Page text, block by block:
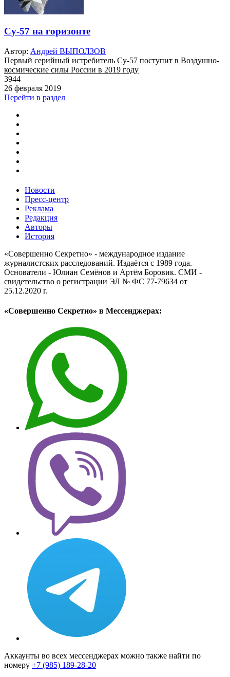
Су-57 на горизонте
Автор: Андрей ВЫПОЛЗОВ
Первый серийный истребитель Су-57 поступит в Воздушно-
космические силы России в 2019 году
3944
26 февраля 2019
Перейти в раздел
Новости
Пресс-центр
Реклама
Редакция
Авторы
История
«Совершенно Секретно» - международное издание
журналистских расследований. Издаётся с 1989 года.
Основатели - Юлиан Семёнов и Артём Боровик. CМИ -
свидетельство о регистрации ЭЛ № ФС 77-79634 от
25.12.2020 г.
«Совершенно Секретно» в Мессенджерах:
Аккаунты во всех мессенджерах можно также найти по
номеру +7 (985) 189-28-20